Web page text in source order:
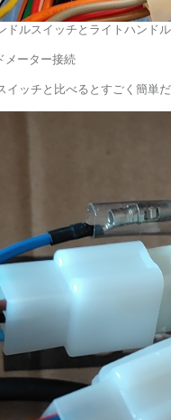
ドルスイッチとライトハンド
メーター接続
イッチと比べるとすごく簡単